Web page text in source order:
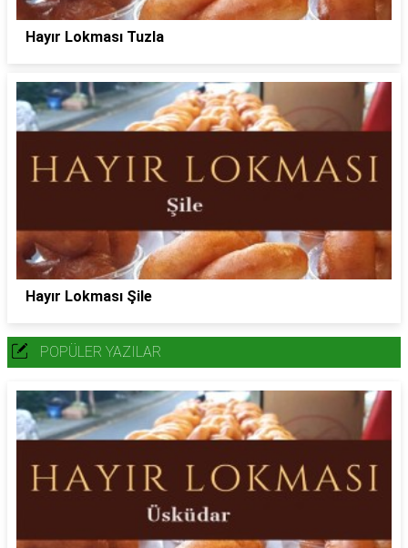
Hayır Lokması Tuzla
Hayır Lokması Şile
POPÜLER YAZILAR